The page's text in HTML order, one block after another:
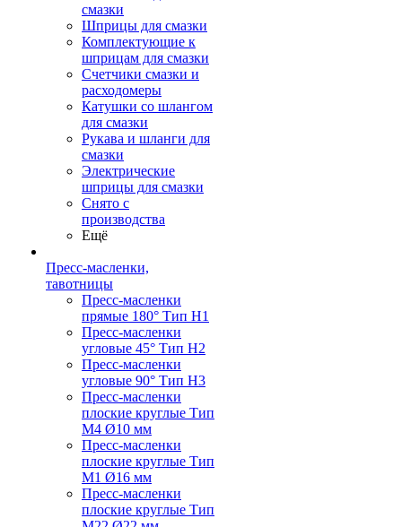
смазки
Шприцы для смазки
Комплектующие к
шприцам для смазки
Счетчики смазки и
расходомеры
Катушки со шлангом
для смазки
Рукава и шланги для
смазки
Электрические
шприцы для смазки
Снято с
производства
Ещё
Пресс-масленки,
тавотницы
Пресс-масленки
прямые 180° Тип H1
Пресс-масленки
угловые 45° Тип H2
Пресс-масленки
угловые 90° Тип H3
Пресс-масленки
плоские круглые Тип
M4 Ø10 мм
Пресс-масленки
плоские круглые Тип
M1 Ø16 мм
Пресс-масленки
плоские круглые Тип